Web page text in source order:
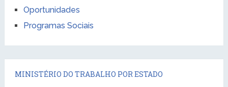
Oportunidades
Programas Sociais
MINISTÉRIO DO TRABALHO POR ESTADO